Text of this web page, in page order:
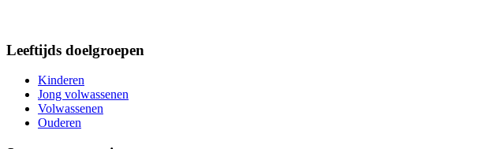
Leeftijds doelgroepen
Kinderen
Jong volwassenen
Volwassenen
Ouderen